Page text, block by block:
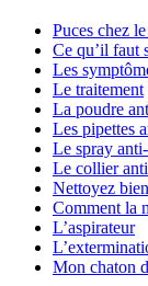
Puces chez
Ce qu’il faut
Les
Le traitement
La poudre
Les pipettes
Le spray
Le collier
Nettoyez
Comment la
L’aspirateur
Mon chaton